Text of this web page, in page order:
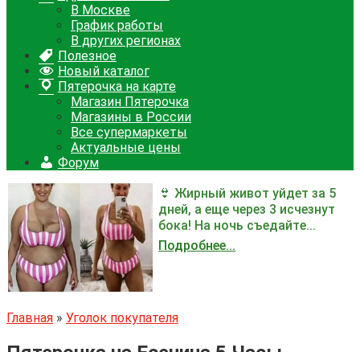
В Москве
График работы
В других регионах
Полезное
Новый каталог
Пятерочка на карте
Магазин Пятерочка
Магазины в России
Все супермаркеты
Актуальные цены
Форум
👙 Жирный живот уйдет за 5
дней, а еще через 3 исчезнут
бока! На ночь съедайте...
Подробнее...
Главная » Уголок покупателя